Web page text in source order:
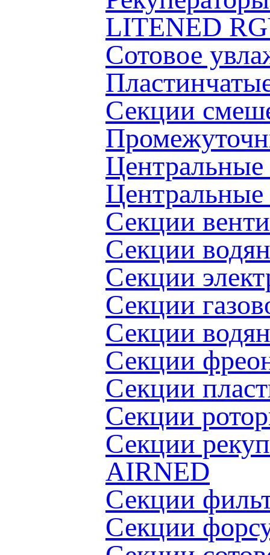
LITENED
Сотовое
Секции
Секции
Секции
Секции
Секции
Секции
Секции
Секции
Cекции
Секции
AIRNED
Секции
Секции